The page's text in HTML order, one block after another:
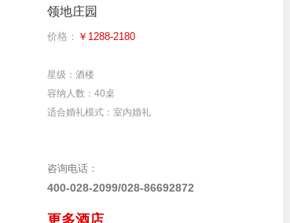
领地庄园
价格： ￥1288-2180
星级：酒楼
容纳人数：40桌
适合婚礼模式：室内婚礼
咨询电话：
400-028-2099/028-86692872
更多酒店